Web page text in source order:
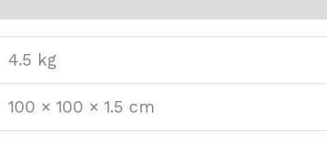
4.5 kg
100 × 100 × 1.5 cm